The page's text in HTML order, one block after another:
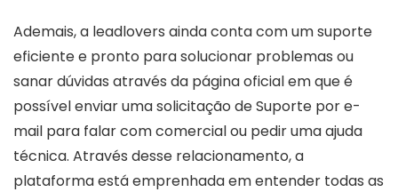
Ademais, a leadlovers ainda conta com um suporte
eficiente e pronto para solucionar problemas ou
sanar dúvidas através da página oficial em que é
possível enviar uma solicitação de Suporte por e-
mail para falar com comercial ou pedir uma ajuda
técnica. Através desse relacionamento, a
plataforma está emprenhada em entender todas as